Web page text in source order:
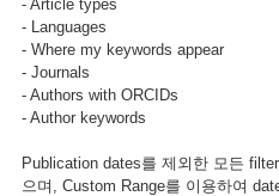
- Article types
- Languages
- Where my keywords appear
- Journals
- Authors with ORCIDs
- Author keywords
Publication dates를 제외한 모든
으며, Custom Range를 이용하여